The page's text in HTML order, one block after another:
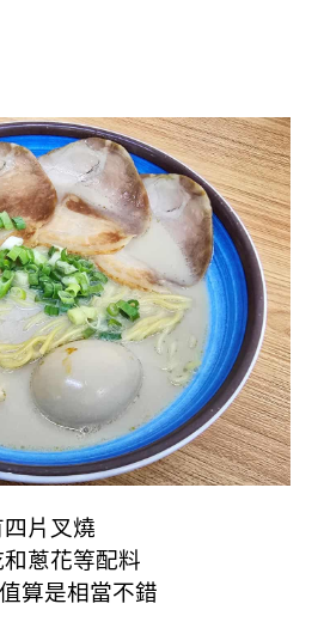
片叉燒
蔥花等配料
算是相當不錯